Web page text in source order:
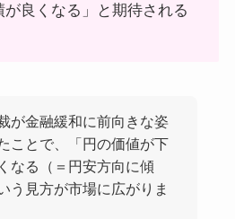
が良くなる」と期待される
が金融緩和に前向きな姿
ことで、「円の価値が下
なる（＝円安方向に傾
う見方が市場に広がりま